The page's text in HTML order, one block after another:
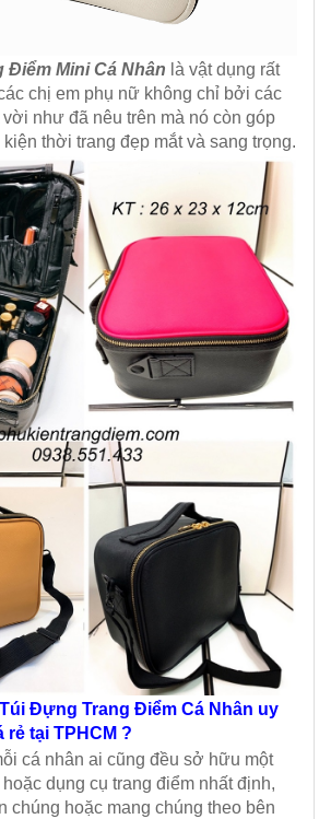
Điểm Mini Cá Nhân là vật dụng rất
chị em phụ nữ không chỉ bởi các
như đã nêu trên mà nó còn góp
thời trang đẹp mắt và sang trọng.
Đựng Trang Điểm Cá Nhân uy
rẻ tại TPHCM ?
cá nhân ai cũng đều sở hữu một
dụng cụ trang điểm nhất định,
chúng hoặc mang chúng theo bên